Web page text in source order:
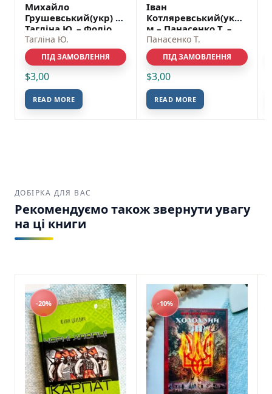
Михайло
Грушевський(укр) –
Таглiна Ю. – Фоліо
Таглiна Ю.
ПІД ЗАМОВЛЕННЯ
$3,00
READ MORE
Іван
Котляревський(укр)
м – Панасенко Т. –
Фоліо
Панасенко Т.
ПІД ЗАМОВЛЕННЯ
$3,00
READ MORE
ДОБІРКА ДЛЯ ВАС
Рекомендуємо також звернути увагу
на ці книги
-20% -10%